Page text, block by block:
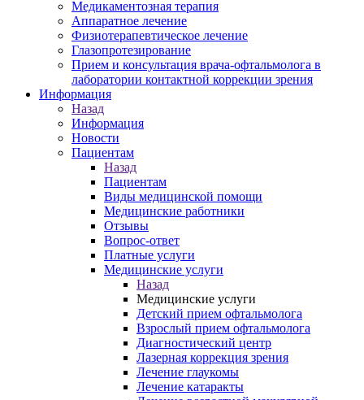
Медикаментозная терапия
Аппаратное лечение
Физиотерапевтическое лечение
Глазопротезирование
Прием и консультация врача-офтальмолога в
лаборатории контактной коррекции зрения
Информация
Назад
Информация
Новости
Пациентам
Назад
Пациентам
Виды медицинской помощи
Медицинские работники
Отзывы
Вопрос-ответ
Платные услуги
Медицинские услуги
Назад
Медицинские услуги
Детский прием офтальмолога
Взрослый прием офтальмолога
Диагностический центр
Лазерная коррекция зрения
Лечение глаукомы
Лечение катаракты